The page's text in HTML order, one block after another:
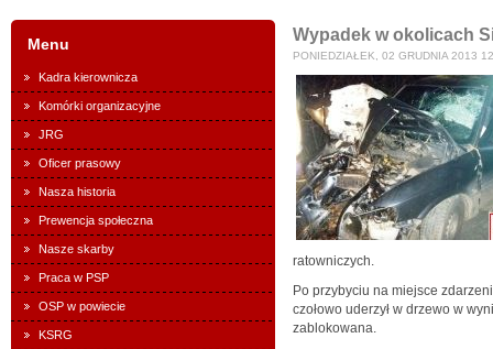
Menu
Kadra kierownicza
Komórki organizacyjne
JRG
Oficer prasowy
Nasza historia
Prewencja społeczna
Nasze skarby
Praca w PSP
OSP w powiecie
KSRG
Wypadek w okolicach
PONIEDZIAŁEK, 02 GRUDNIA 2013
ratowniczych.
Po przybyciu na miejsce
czołowo uderzył w drzewo w
zablokowana.